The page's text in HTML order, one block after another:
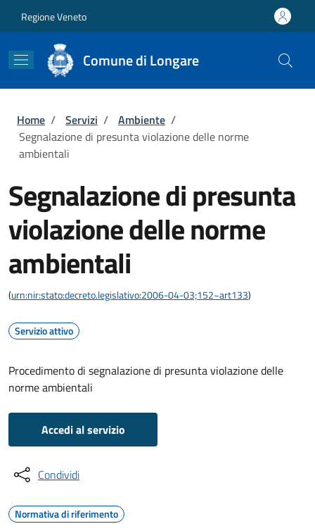
Regione Veneto
Comune di Longare
Briciole di pane
Home / Servizi / Ambiente /
Segnalazione di presunta violazione delle norme
ambientali
Segnalazione di presunta
violazione delle norme
ambientali
(urn:nir:stato:decreto.legislativo:2006-04-03;152~art133)
Servizio attivo
Procedimento di segnalazione di presunta violazione delle
norme ambientali
Accedi al servizio
Condividi
Normativa di riferimento